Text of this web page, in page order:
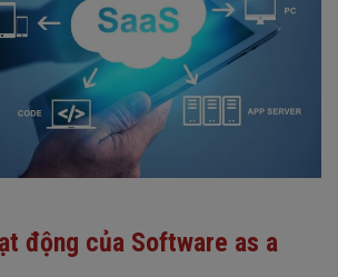
động của Software as a